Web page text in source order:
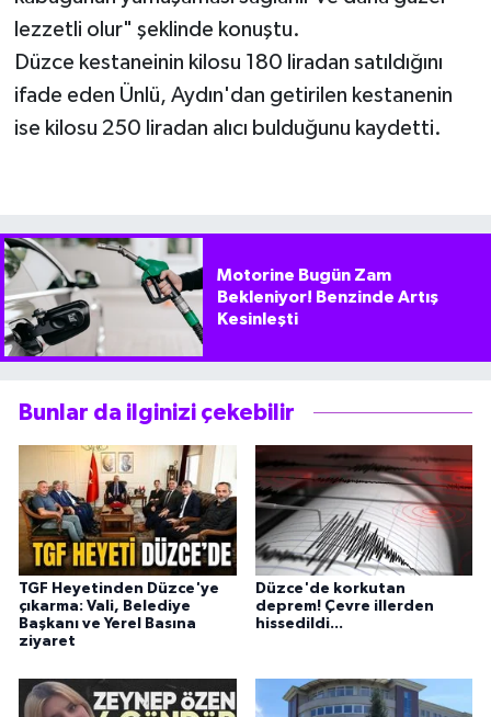
lezzetli olur" şeklinde konuştu.
Düzce kestaneinin kilosu 180 liradan satıldığını
ifade eden Ünlü, Aydın'dan getirilen kestanenin
ise kilosu 250 liradan alıcı bulduğunu kaydetti.
Motorine Bugün Zam
Bekleniyor! Benzinde Artış
Kesinleşti
Bunlar da ilginizi çekebilir
TGF Heyetinden Düzce'ye
çıkarma: Vali, Belediye
Başkanı ve Yerel Basına
ziyaret
Düzce'de korkutan
deprem! Çevre illerden
hissedildi...